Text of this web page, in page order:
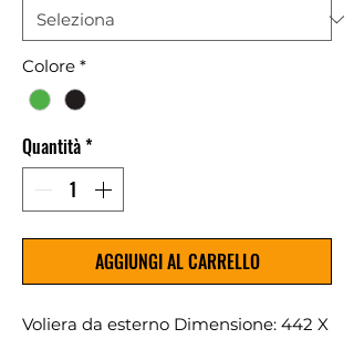
Colore *
Quantità*
AGGIUNGI AL CARRELLO
Voliera da esterno Dimensione: 442 X